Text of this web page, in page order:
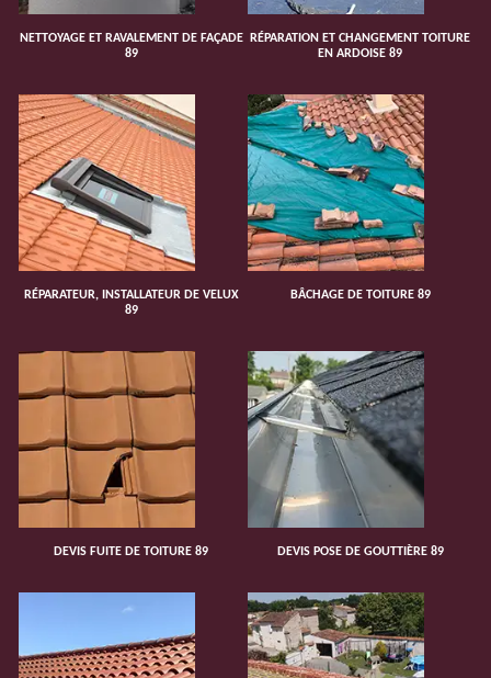
NETTOYAGE ET RAVALEMENT DE FAÇADE
89
RÉPARATION ET CHANGEMENT TOITURE
EN ARDOISE 89
RÉPARATEUR, INSTALLATEUR DE VELUX
89
BÂCHAGE DE TOITURE 89
DEVIS FUITE DE TOITURE 89 DEVIS POSE DE GOUTTIÈRE 89